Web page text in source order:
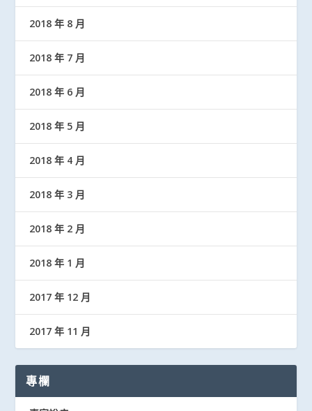
2018 年 8 月
2018 年 7 月
2018 年 6 月
2018 年 5 月
2018 年 4 月
2018 年 3 月
2018 年 2 月
2018 年 1 月
2017 年 12 月
2017 年 11 月
專欄